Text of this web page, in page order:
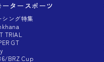
ータースポーツ
シング特集
TRIAL
GT
BRZ Cup